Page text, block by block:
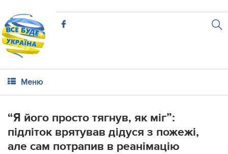
Меню
“Я його просто тягнув, як міг”:
підліток врятував дідуся з пожежі,
але сам потрапив в реанімацію